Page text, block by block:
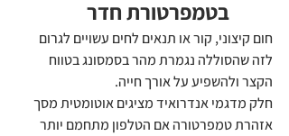
בטמפרטורת חדר
חום קיצוני, קור או תנאים לחים עשויים לגרום
לזה שהסוללה נגמרת מהר בסמסונג בטווח
הקצר ולהשפיע על אורך חייה.
חלק מדגמי אנדרואיד מציגים אוטומטית מסך
אזהרת טמפרטורה אם הטלפון מתחמם יותר